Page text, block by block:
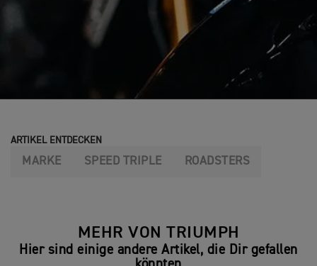
ARTIKEL ENTDECKEN
MARKE SPEED TRIPLE ROADSTERS
MEHR VON TRIUMPH
Hier sind einige andere Artikel, die Dir gefallen